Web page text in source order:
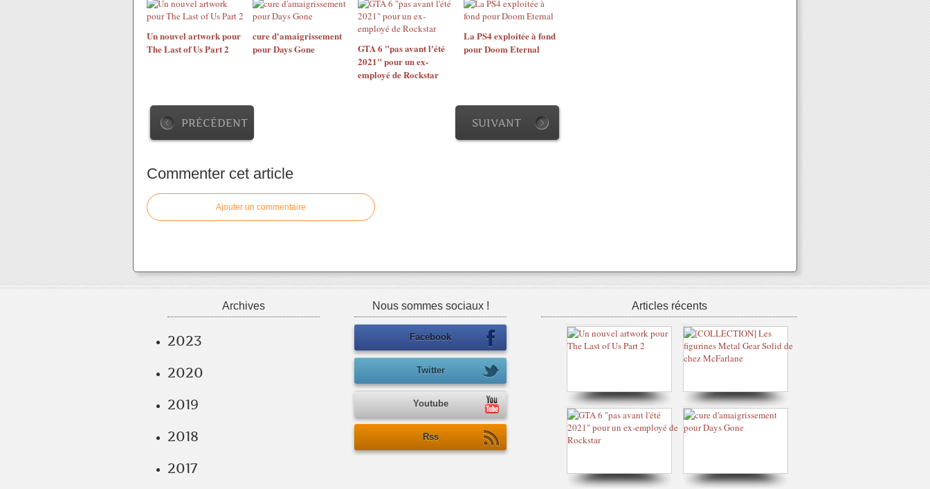
Un nouvel artwork pour
The Last of Us Part 2
cure d'amaigrissement
pour Days Gone
GTA 6 "pas avant l'été
2021" pour un ex-
employé de Rockstar
La PS4 exploitée à fond
pour Doom Eternal
PRÉCÉDENT SUIVANT
Commenter cet article
Ajouter un commentaire
Archives
2023
2020
2019
2018
2017
Nous sommes sociaux !
Facebook
Twitter
Youtube
Rss
Articles récents